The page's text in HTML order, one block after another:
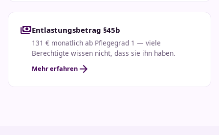
paymentsEntlastungsbetrag §45b
131 € monatlich ab Pflegegrad 1 — viele
Berechtigte wissen nicht, dass sie ihn haben.
Mehr erfahren arrow_forward